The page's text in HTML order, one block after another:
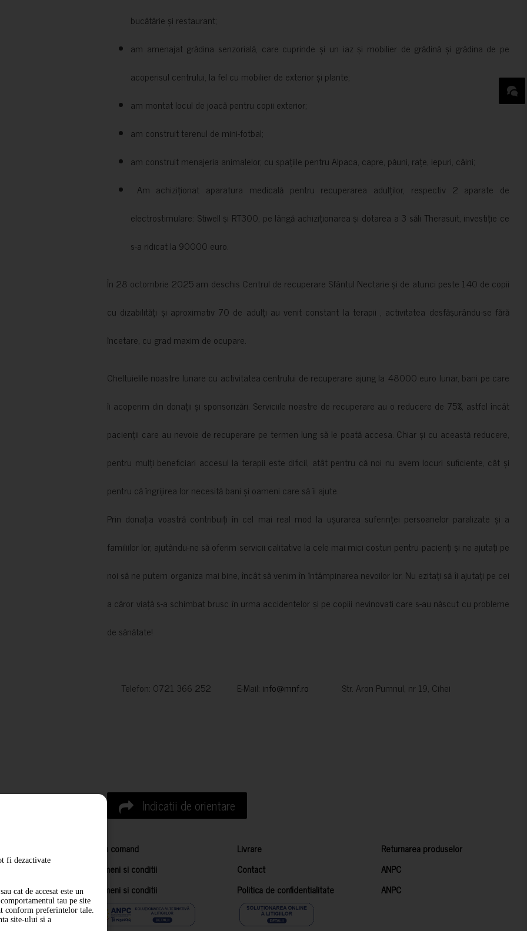
bucătărie și restaurant;
am amenajat grădina senzorială, care cuprinde și un iaz și mobilier de grădină și grădina de pe
acoperisul centrului, la fel cu mobilier de exterior și plante;
am montat locul de joacă pentru copii exterior;
am construit terenul de mini-fotbal;
am construit menajeria animalelor, cu spațiile pentru Alpaca, capre, păuni, rațe, iepuri, câini;
Am achiziționat aparatura medicală pentru recuperarea adulților, respectiv 2 aparate de
electrostimulare: Stiwell și RT300, pe lângă achiziționarea și dotarea a 3 săli Therasuit, investiție ce
s-a ridicat la 90000 euro.
În 28 octombrie 2025 am deschis Centrul de recuperare Sfântul Nectarie și de atunci peste 140 de copii
cu dizabilități și aproximativ 70 de adulți au venit constant la terapii , activitatea desfășurându-se fără
încetare, cu grad maxim de ocupare.
Cheltuielile noastre lunare cu activitatea centrului de recuperare ajung la 48000 euro lunar, bani pe care
îi acoperim din donații și sponsorizări. Serviciile noastre de recuperare au o reducere de 75%, astfel încât
pacienții care au nevoie de recuperare pe termen lung să le poată accesa. Chiar și cu această reducere,
pentru mulți beneficiari accesul la terapii este dificil, atât pentru că noi nu avem locuri suficiente, cât și
pentru că îngrijirea lor necesită bani și oameni care să îi ajute.
Prin donația voastră contribuiți în cel mai real mod la ușurarea suferinței persoanelor paralizate și a
familiilor lor, ajutându-ne să oferim servicii calitative la cele mai mici costuri pentru pacienți și ne ajutați pe
noi să ne putem organiza mai bine, încât să venim în întâmpinarea nevoilor lor. Nu ezitați să îi ajutați pe cei
a căror viață s-a schimbat brusc în urma accidentelor și pe copiii nevinovati care s-au născut cu probleme
de sănătate!
Telefon: 0721 366 252 E-Mail: info@mnf.ro Str. Aron Pumnul, nr 19, Cihei
Indicatii de orientare
Cum comand Livrare
Returnarea produselor
Termeni si conditii
Contact
ANPC
Termeni si conditii
Politica de confidentialitate ANPC
fi dezactivate
cat de accesat este un
tau pe site
conform preferintelor tale.
site-ului si a